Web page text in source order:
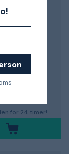
sort, borefri
for 24 timer!